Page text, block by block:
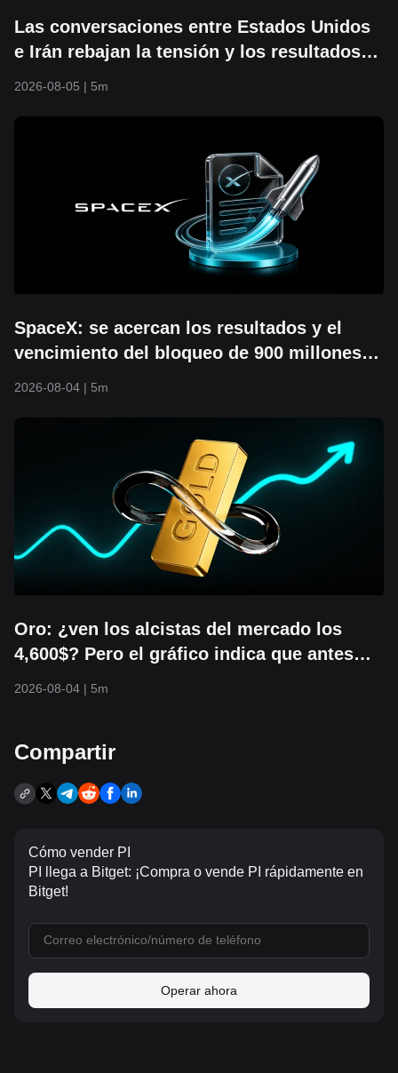
Las conversaciones entre Estados Unidos
e Irán rebajan la tensión y los resultados
2026-08-05 | 5m
SpaceX: se acercan los resultados y el
vencimiento del bloqueo de 900 millones
2026-08-04 | 5m
Oro: ¿ven los alcistas del mercado los
4,600$? Pero el gráfico indica que antes
2026-08-04 | 5m
Compartir
Cómo vender PI
PI llega a Bitget: ¡Compra o vende PI rápidamente en
Bitget!
Operar ahora